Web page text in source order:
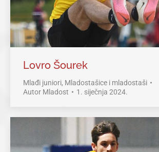
Lovro Šourek
Mlađi juniori, Mladostašice i mladostaši
Autor Mladost 1. siječnja 2024.